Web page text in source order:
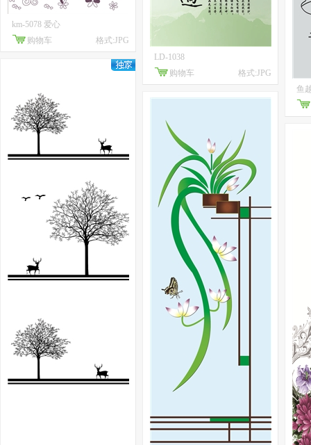
km-5078 爱心
购物车
格式:JPG
LD-1038
购物车
格式:JPG
鱼